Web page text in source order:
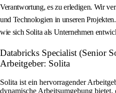
Verantwortung, es zu erledigen. Wir
und Technologien in unseren
wie sich Solita als Unternehmen
Databricks Specialist (Senior
Arbeitgeber: Solita
Solita ist ein hervorragender
dynamische Arbeitsumgebung bietet,